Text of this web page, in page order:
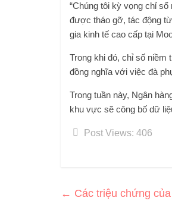
“Chúng tôi kỳ vọng chỉ
được tháo gỡ, tác động
gia kinh tế cao cấp tại
Trong khi đó, chỉ số niềm
đồng nghĩa với việc đà
Trong tuần này, Ngân
khu vực sẽ công bố dữ
Post Views: 406
← Các triệu chứng